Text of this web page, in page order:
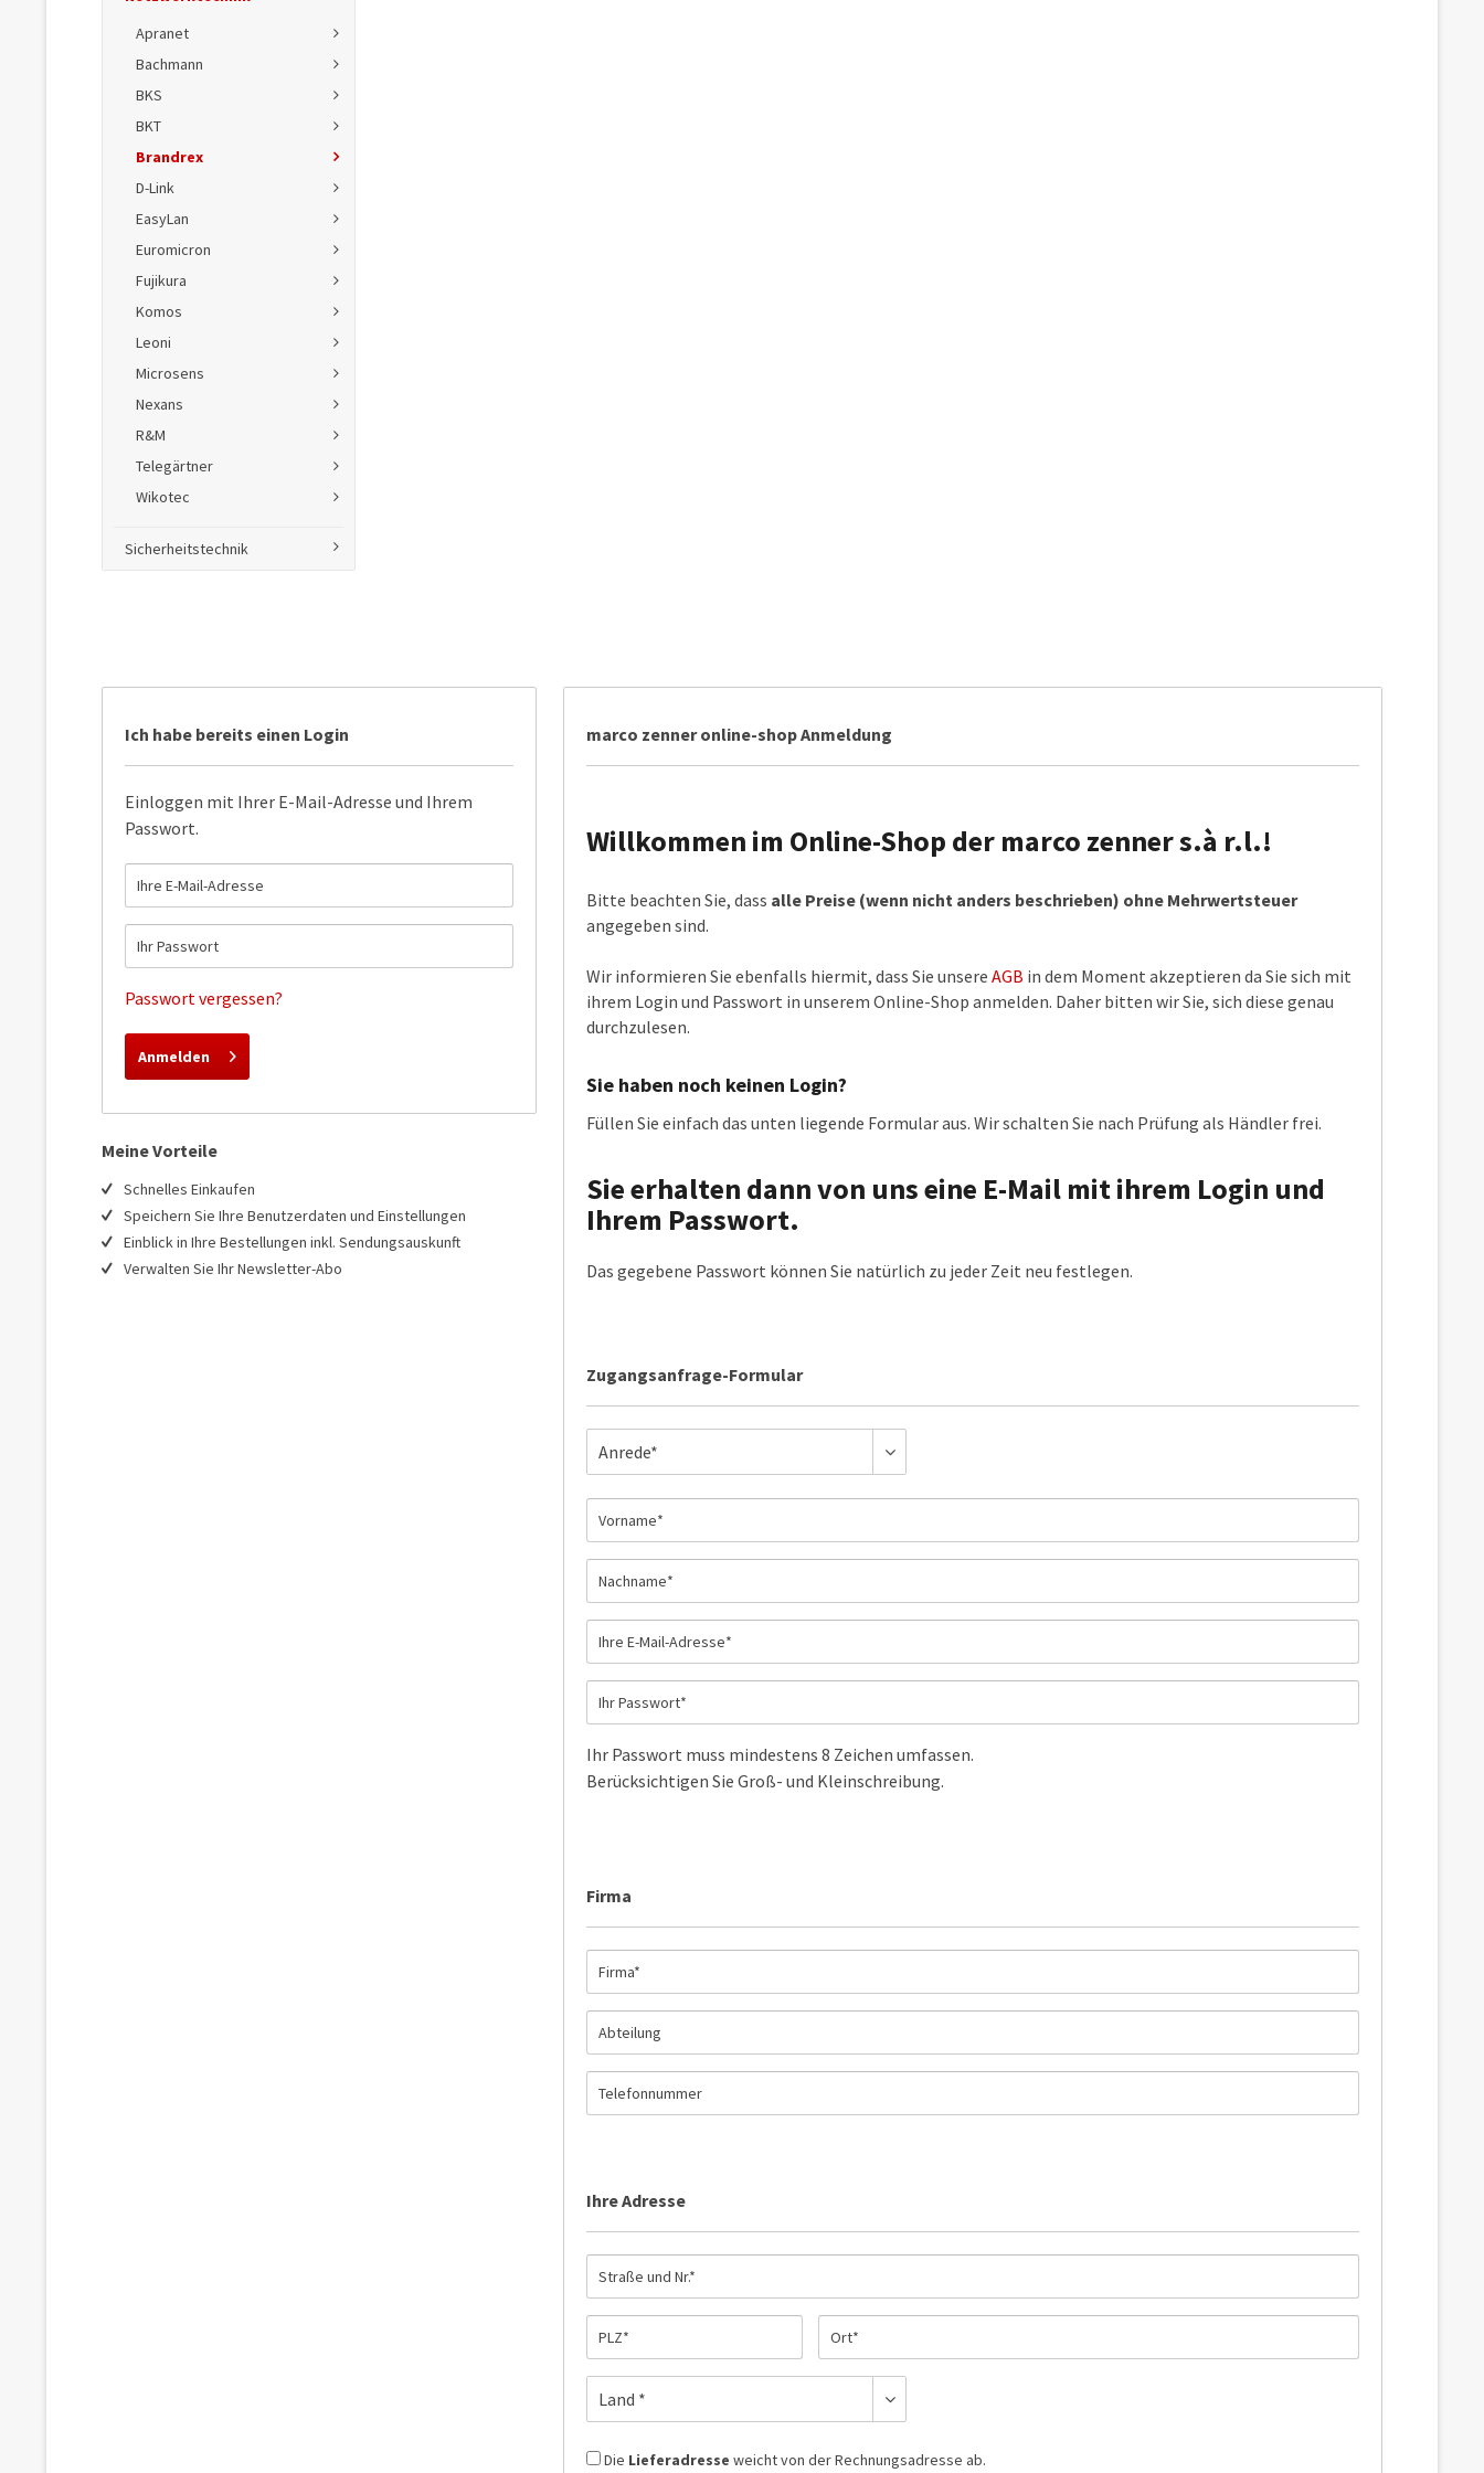
Apranet
Bachmann
BKS
BKT
Brandrex
D-Link
EasyLan
Euromicron
Fujikura
Komos
Leoni
Microsens
Nexans
R&M
Telegärtner
Wikotec
Sicherheitstechnik
marco zenner online-shop Anmeldung
Willkommen im Online-Shop der marco zenner s.à r.l.!
Bitte beachten Sie, dass alle Preise (wenn nicht anders beschrieben) ohne Mehrwertsteuer
angegeben sind.
Wir informieren Sie ebenfalls hiermit, dass Sie unsere AGB in dem Moment akzeptieren da Sie sich mit
ihrem Login und Passwort in unserem Online-Shop anmelden. Daher bitten wir Sie, sich diese genau
durchzulesen.
Sie haben noch keinen Login?
Füllen Sie einfach das unten liegende Formular aus. Wir schalten Sie nach Prüfung als Händler frei.
Sie erhalten dann von uns eine E-Mail mit ihrem Login und
Ihrem Passwort.
Das gegebene Passwort können Sie natürlich zu jeder Zeit neu festlegen.
Zugangsanfrage-Formular
Ihr Passwort muss mindestens 8 Zeichen umfassen.
Berücksichtigen Sie Groß- und Kleinschreibung.
Firma
Ihre Adresse
Die Lieferadresse weicht von der Rechnungsadresse ab.
Ich habe bereits einen Login
Einloggen mit Ihrer E-Mail-Adresse und Ihrem
Passwort.
Passwort vergessen?
Anmelden
Meine Vorteile
Schnelles Einkaufen
Speichern Sie Ihre Benutzerdaten und Einstellungen
Einblick in Ihre Bestellungen inkl. Sendungsauskunft
Verwalten Sie Ihr Newsletter-Abo